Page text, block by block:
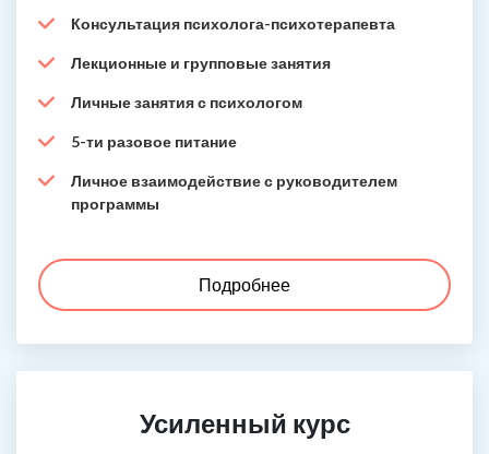
Консультация психолога-психотерапевта
Лекционные и групповые занятия
Личные занятия с психологом
5-ти разовое питание
Личное взаимодействие с руководителем
программы
Подробнее
Усиленный курс